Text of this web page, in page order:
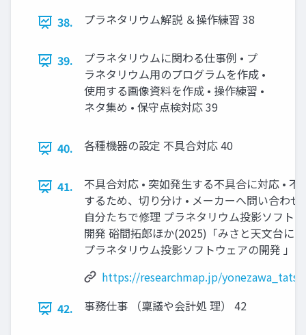
38. プラネタリウム解説 ＆操作練習 38
39.
プラネタリウムに関わる仕事例 • プ
ラネタリウム用のプログラムを作成 •
使用する画像資料を作成 • 操作練習 •
ネタ集め • 保守点検対応 39
40. 各種機器の設定 不具合対応 40
41.
不具合対応 • 突如発生する不具合に対応 •
するため、切り分け • メーカーへ問い合わせ
自分たちで修理 プラネタリウム投影ソフト
開発 硲間拓郎ほか(2025)「みさと天文台に
プラネタリウム投影ソフトウェアの開発 」
https://researchmap.jp/
42.
事務仕事 （稟議や会計処 理） 42